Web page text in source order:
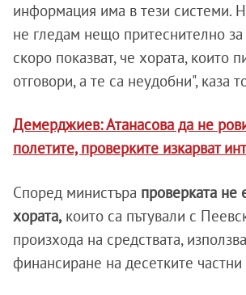
информация има в тези системи.
не гледам нещо притеснително
скоро показват, че хората, които
отговори, а те са неудобни", каза
Демерджиев: Атанасова да не
полетите, проверките изкарват
Според министъра проверката не
хората, които са пътували с
произхода на средствата,
финансиране на десетките частни